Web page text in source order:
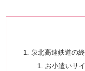
泉北高速鉄道の
お小遣いサ